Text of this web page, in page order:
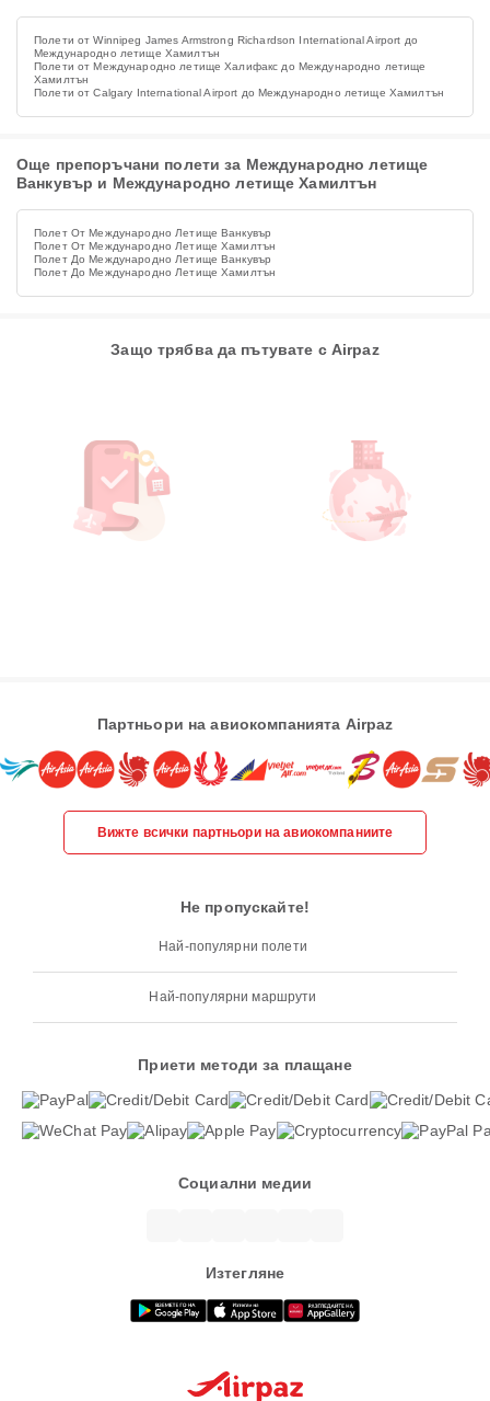
Полети от Winnipeg James Armstrong Richardson International Airport до
Международно летище Хамилтън
Полети от Международно летище Халифакс до Международно летище
Хамилтън
Полети от Calgary International Airport до Международно летище Хамилтън
Още препоръчани полети за Международно летище
Ванкувър и Международно летище Хамилтън
Полет От Международно Летище Ванкувър
Полет От Международно Летище Хамилтън
Полет До Международно Летище Ванкувър
Полет До Международно Летище Хамилтън
Защо трябва да пътувате с Airpaz
Партньори на авиокомпанията Airpaz
Вижте всички партньори на авиокомпаниите
Не пропускайте!
Най-популярни полети
Най-популярни маршрути
Приети методи за плащане
Социални медии
Изтегляне